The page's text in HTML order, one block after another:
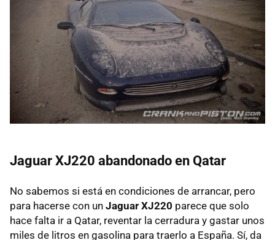
Jaguar XJ220 abandonado en Qatar
No sabemos si está en condiciones de arrancar, pero
para hacerse con un Jaguar XJ220 parece que solo
hace falta ir a Qatar, reventar la cerradura y gastar unos
miles de litros en gasolina para traerlo a España. Sí, da